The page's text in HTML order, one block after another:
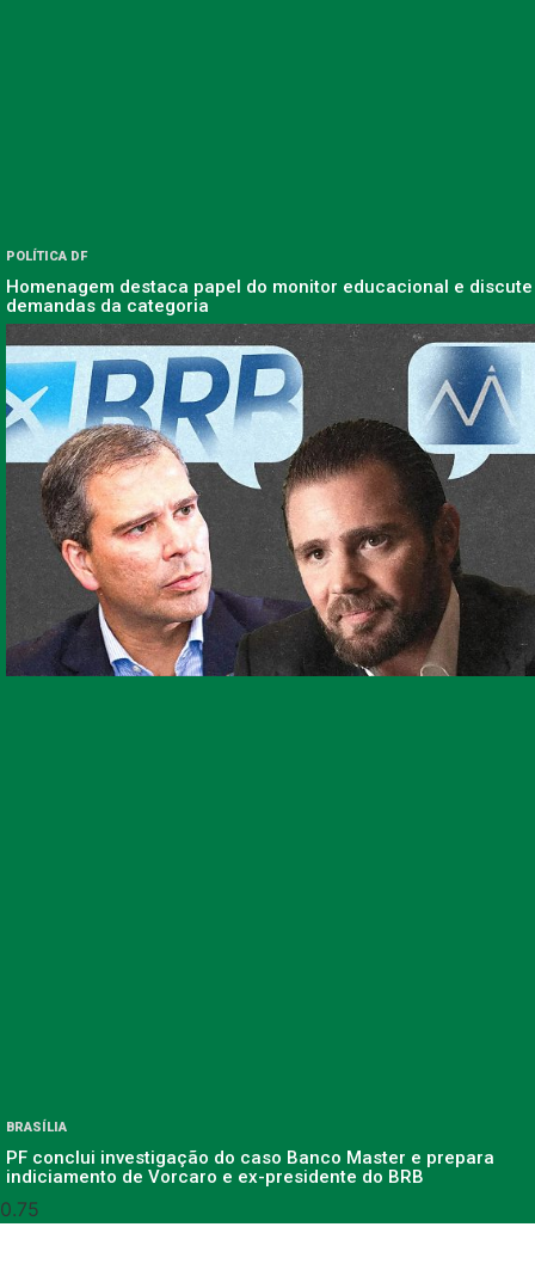
POLÍTICA DF
Homenagem destaca papel do monitor educacional e discute
demandas da categoria
BRASÍLIA
PF conclui investigação do caso Banco Master e prepara
indiciamento de Vorcaro e ex-presidente do BRB